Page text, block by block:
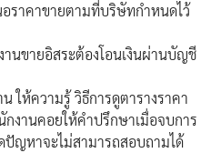
ราคาขายตามที่บริษัทกำหนดไว้
นขายอิสระต้องโอนเงินผ่านบัญชี
ให้ความรู้ วิธีการดูตารางราคา
งานคอยให้คำปรึกษาเมื่อจบการ
ปัญหาจะไม่สามารถสอบถามได้